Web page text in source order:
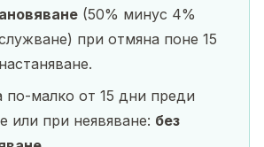
(50% минус 4%
при отмяна поне 15
по-малко от 15 дни преди
или при неявяване: без